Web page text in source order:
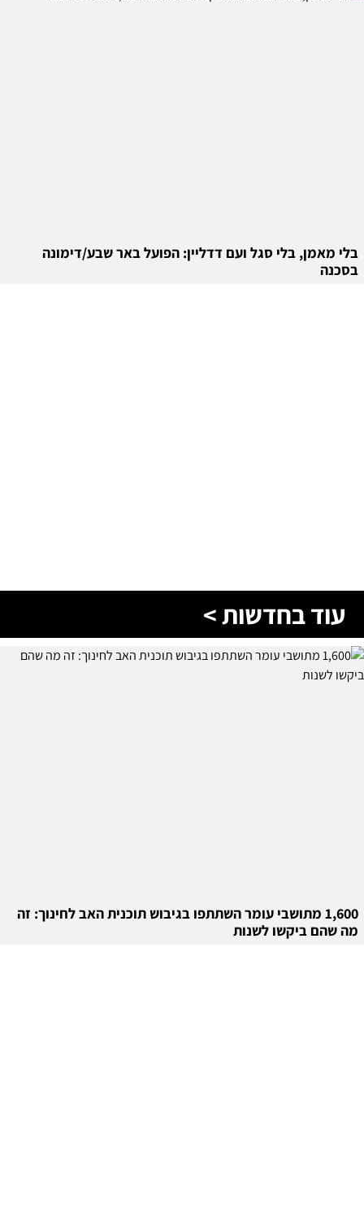
בלי מאמן, בלי סגל ועם דדליין: הפועל באר שבע/דימונה
בסכנה
עוד בחדשות >
1,600 מתושבי עומר השתתפו בגיבוש תוכנית האב לחינוך: זה
מה שהם ביקשו לשנות